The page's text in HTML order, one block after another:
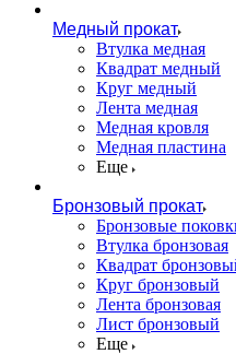
Медный прокат
Втулка медная
Квадрат медный
Круг медный
Лента медная
Медная кровля
Медная пластина
Еще
Бронзовый прокат
Бронзовые
Втулка бронзовая
Квадрат
Круг бронзовый
Лента бронзовая
Лист бронзовый
Еще